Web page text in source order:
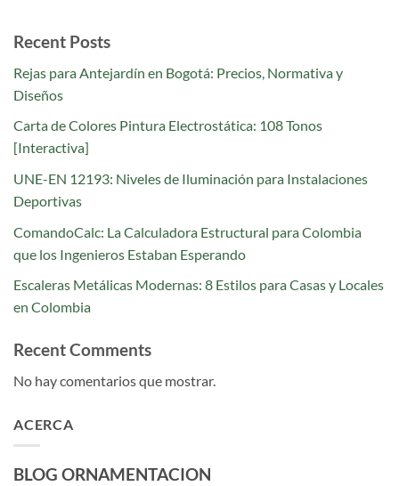
Recent Posts
Rejas para Antejardín en Bogotá: Precios, Normativa y
Diseños
Carta de Colores Pintura Electrostática: 108 Tonos
[Interactiva]
UNE-EN 12193: Niveles de Iluminación para Instalaciones
Deportivas
ComandoCalc: La Calculadora Estructural para Colombia
que los Ingenieros Estaban Esperando
Escaleras Metálicas Modernas: 8 Estilos para Casas y Locales
en Colombia
Recent Comments
No hay comentarios que mostrar.
ACERCA
BLOG ORNAMENTACION